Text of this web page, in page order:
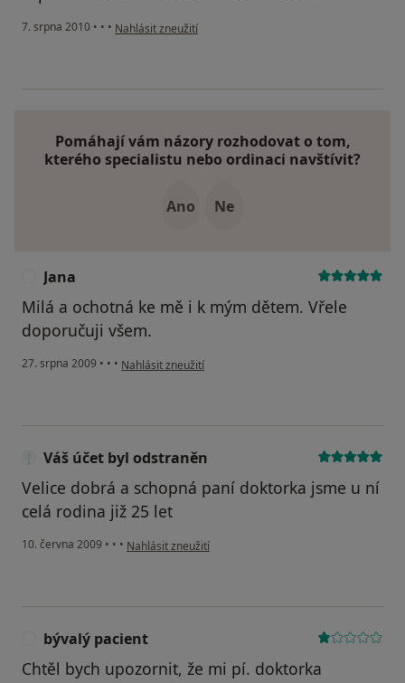
7. srpna 2010 • • • podle názoru uživatele Pacient
Nahlásit zneužití
Pomáhají vám názory rozhodovat o tom,
kterého specialistu nebo ordinaci navštívit?
Ano Ne
Jana
Milá a ochotná ke mě i k mým dětem. Vřele
doporučuji všem.
27. srpna 2009 • • • podle názoru uživatele Jana
Nahlásit zneužití
Váš účet byl odstraněn
Velice dobrá a schopná paní doktorka jsme u ní
celá rodina již 25 let
10. června 2009 • • • podle názoru uživatele Váš účet byl odstraněn
Nahlásit zneužití
bývalý pacient
Chtěl bych upozornit, že mi pí. doktorka